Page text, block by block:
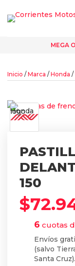
MEGA
Inicio / Marca / Honda /
150
$
6 cuotas
Envíos
(salvo
Santa Cruz).